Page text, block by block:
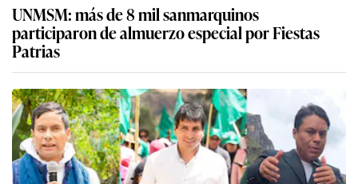
UNMSM: más de 8 mil sanmarquinos
participaron de almuerzo especial por Fiestas
Patrias